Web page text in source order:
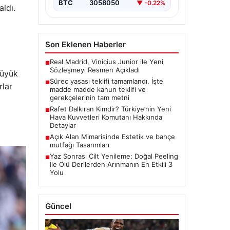
BTC 3058050 ▼ -0.22%
Son Eklenen Haberler
■Real Madrid, Vinicius Junior ile Yeni
Sözleşmeyi Resmen Açıkladı
■Süreç yasası teklifi tamamlandı. İşte
madde madde kanun teklifi ve
gerekçelerinin tam metni
■Rafet Dalkıran Kimdir? Türkiye’nin Yeni
Hava Kuvvetleri Komutanı Hakkında
Detaylar
■Açık Alan Mimarisinde Estetik ve bahçe
mutfağı Tasarımları
■Yaz Sonrası Cilt Yenileme: Doğal Peeling
Ile Ölü Derilerden Arınmanın En Etkili 3
Yolu
Güncel